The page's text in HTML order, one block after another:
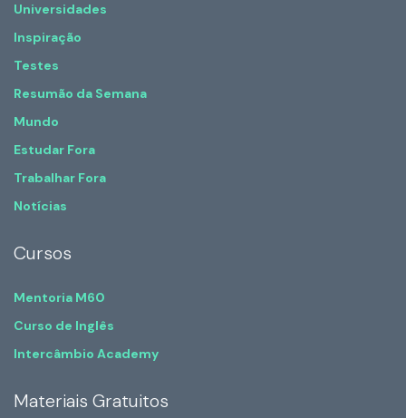
Universidades
Inspiração
Testes
Resumão da Semana
Mundo
Estudar Fora
Trabalhar Fora
Notícias
Cursos
Mentoria M60
Curso de Inglês
Intercâmbio Academy
Materiais Gratuitos